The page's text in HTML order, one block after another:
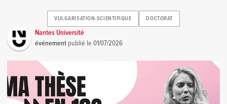
VULGARISATION-SCIENTIFIQUE DOCTORAT
Nantes Université
événement publié le01/07/2026